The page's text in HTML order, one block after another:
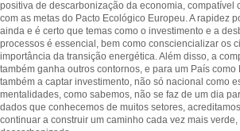
positiva de descarbonização da economia, compatível
com as metas do Pacto Ecológico Europeu. A rapidez
ainda e é certo que temas como o investimento e a
processos é essencial, bem como consciencializar os
importância da transição energética. Além disso, a
também ganha outros contornos, e para um País
também a captar investimento, não só nacional como
mentalidades, como sabemos, não se faz de um dia
dados que conhecemos de muitos setores,
continuar a construir um caminho cada vez mais verde,